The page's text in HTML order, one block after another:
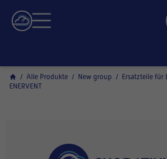
/ Alle Produkte / New group / Ersatzteile für
ENERVENT